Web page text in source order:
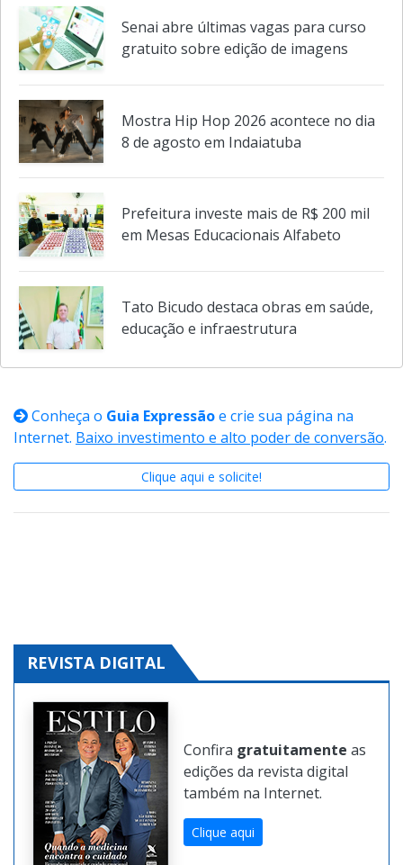
Senai abre últimas vagas para curso
gratuito sobre edição de imagens
Mostra Hip Hop 2026 acontece no dia
8 de agosto em Indaiatuba
Prefeitura investe mais de R$ 200 mil
em Mesas Educacionais Alfabeto
Tato Bicudo destaca obras em saúde,
educação e infraestrutura
Conheça o Guia Expressão e crie sua página na
Internet. Baixo investimento e alto poder de conversão.
Clique aqui e solicite!
REVISTA DIGITAL
Confira gratuitamente as
edições da revista digital
também na Internet.
Clique aqui